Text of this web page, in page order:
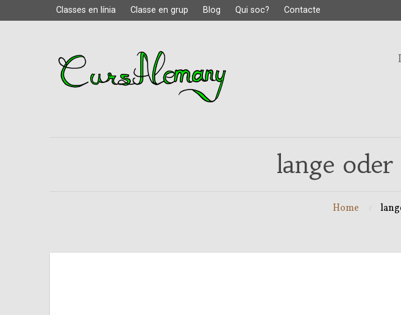
Classes en línia Classe en grup Blog Qui soc? Contacte
lange
Home